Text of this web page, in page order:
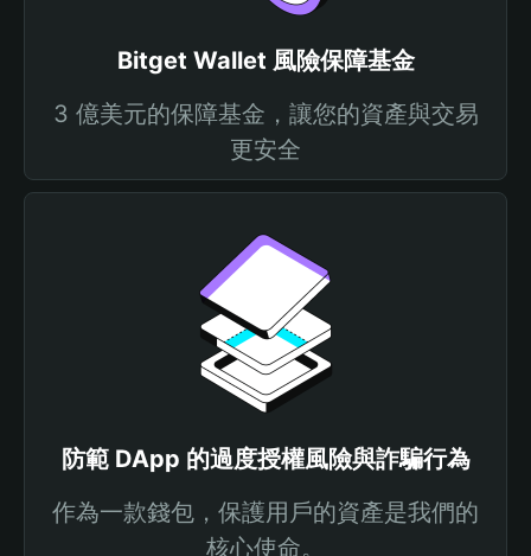
Bitget Wallet 風險保障基金
3 億美元的保障基金，讓您的資產與交易
更安全
防範 DApp 的過度授權風險與詐騙行為
作為一款錢包，保護用戶的資產是我們的
核心使命。